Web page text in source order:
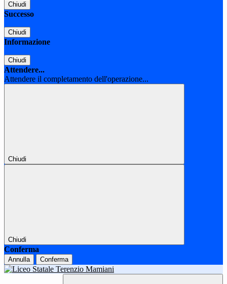
Chiudi
Successo
Chiudi
Informazione
Chiudi
Attendere...
Attendere il completamento dell'operazione...
Chiudi
Chiudi
Conferma
Annulla Conferma